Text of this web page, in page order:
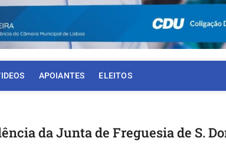
APOIANTES ELEITOS
da Junta de Freguesia de S.